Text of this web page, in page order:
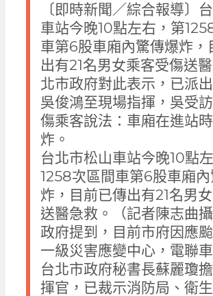
〔即時新聞／綜合報導〕
車站今晚10點左右，第
車第6股車廂內驚傳爆炸，
出有21名男女乘客受傷送
北市政府對此表示，已派
吳俊鴻至現場指揮，吳受
傷乘客說法：車廂在進站
炸。
台北市松山車站今晚10點
1258次區間車第6股車廂
炸，目前已傳出有21名男
送醫急救。（記者陳志曲
政府提到，目前市府因應
一級災害應變中心，電聯
台北市政府秘書長蘇麗瓊
揮官，已裁示消防局、衛